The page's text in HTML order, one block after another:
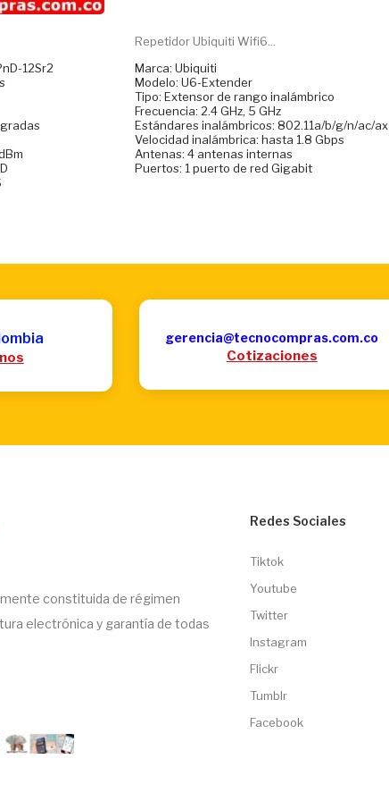
12Sr2
Repetidor Ubiquiti Wifi6...
Marca: Ubiquiti
Modelo: U6-Extender
Tipo: Extensor de rango inalámbrico
Frecuencia: 2.4 GHz, 5 GHz
Estándares inalámbricos: 802.11a/b/g/n/ac/ax
Velocidad inalámbrica: hasta 1.8 Gbps
Antenas: 4 antenas internas
Puertos: 1 puerto de red Gigabit
gerencia@tecnocompras.com.co
Cotizaciones
constituida de régimen
electrónica y garantía de todas
Redes Sociales
Tiktok
Youtube
Twitter
Instagram
Flickr
Tumblr
Facebook